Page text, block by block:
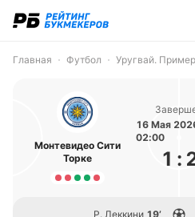
Главная Футбол Уругвай.
Монтевидео Сити
Торке
16 Мая
02:00
1 :
Р. Леккини 19’